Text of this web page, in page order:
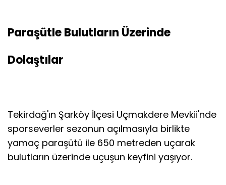
Paraşütle Bulutların Üzerinde
Dolaştılar
Tekirdağ'ın Şarköy İlçesi Uçmakdere Mevkii'nde
sporseverler sezonun açılmasıyla birlikte
yamaç paraşütü ile 650 metreden uçarak
bulutların üzerinde uçuşun keyfini yaşıyor.